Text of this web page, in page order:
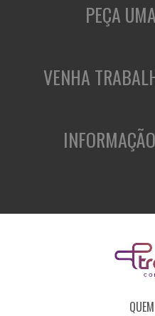
PEÇA
VENHA